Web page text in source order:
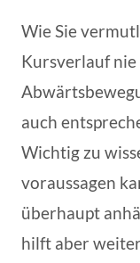
Wie Sie
Kursverlauf
auch
Wichtig zu
voraussagen
überhaupt
hilft aber